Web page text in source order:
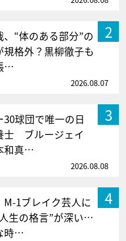
2
、“体のある部分”の
規格外？黒柳徹子も
…
2026.08.07
3
30球団で唯一の日
士 ブルージェイ
和真…
2026.08.08
4
M-1ブレイク芸人に
生の格言”が深い…
時…